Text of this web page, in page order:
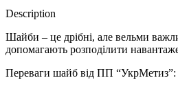
Description
Шайби – це дрібні, але вельми
допомагають розподілити
Переваги шайб від ПП “УкрМетиз”: